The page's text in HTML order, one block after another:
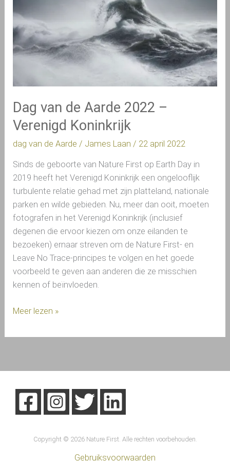
Dag van de Aarde 2022 –
Verenigd Koninkrijk
dag van de Aarde / James Laan / 22 april 2022
Sinds de geboorte van Nature First op Earth Day in
2019 heeft het Verenigd Koninkrijk een ongelooflijk
turbulente relatie gehad met zijn platteland, nationale
parken en wilde gebieden. Nu, meer dan ooit, moeten
fotografen in het Verenigd Koninkrijk (inclusief
degenen die ervoor kiezen om onze eilanden te
bezoeken) ernaar streven om de Nature First- en
Leave No Trace-principes te volgen en het goede
voorbeeld te geven aan anderen die ze misschien
kennen of beïnvloeden.
2022
–
Verenigd
Koninkrijk
Meer lezen »
Copyright © 2026 Nature First. Alle rechten voorbehouden.
Gebruiksvoorwaarden